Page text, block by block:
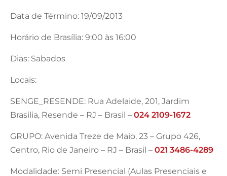
Data de Término: 19/09/2013
Horário de Brasília: 9:00 às 16:00
Dias: Sabados
Locais:
SENGE_RESENDE: Rua Adelaide, 201, Jardim
Brasilia, Resende – RJ – Brasil – 024 2109-1672
GRUPO: Avenida Treze de Maio, 23 – Grupo 426,
Centro, Rio de Janeiro – RJ – Brasil – 021 3486-4289
Modalidade: Semi Presencial (Aulas Presenciais e